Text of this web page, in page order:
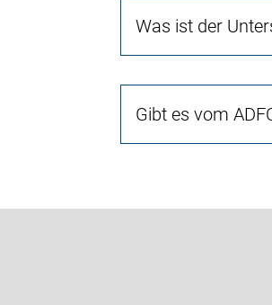
Was ist der
Gibt es vom